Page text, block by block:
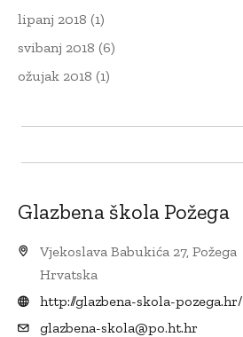
lipanj 2018 (1)
svibanj 2018 (6)
ožujak 2018 (1)
Glazbena škola Požega
Vjekoslava Babukića 27, Požega
Hrvatska
http://glazbena-skola-pozega.hr/
glazbena-skola@po.ht.hr